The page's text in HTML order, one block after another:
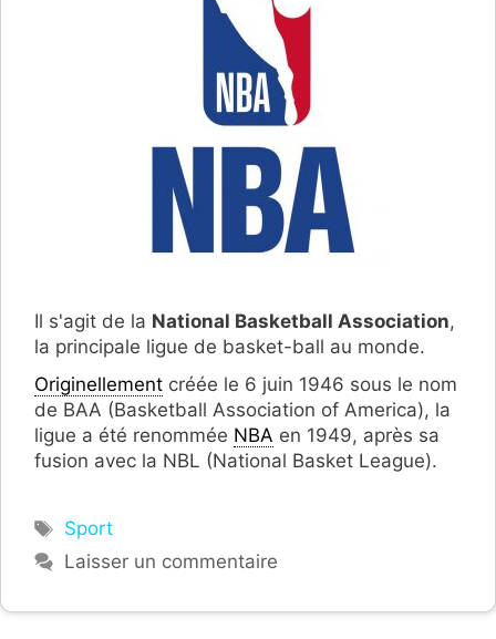
Il s'agit de la National Basketball Association,
la principale ligue de basket-ball au monde.
Originellement créée le 6 juin 1946 sous le nom
de BAA (Basketball Association of America), la
ligue a été renommée NBA en 1949, après sa
fusion avec la NBL (National Basket League).
Étiquettes
Sport
Laisser un commentaire